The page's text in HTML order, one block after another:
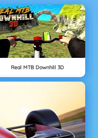
Real MTB Downhill 3D